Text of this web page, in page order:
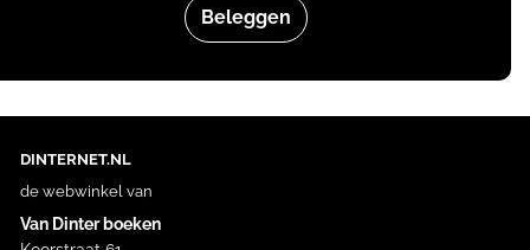
Beleggen
DINTERNET.NL
de webwinkel van
Van Dinter boeken